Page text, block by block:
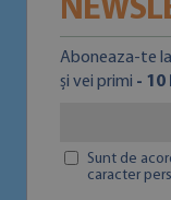
Aboneaza-te
și vei primi - 10
Sunt de
caracter